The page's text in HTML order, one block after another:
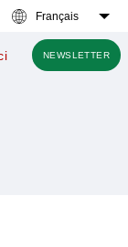
NEWSLETTER